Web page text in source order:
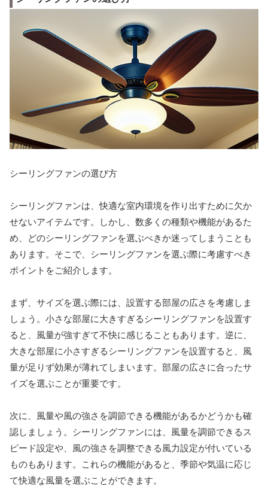
シーリングファンの選び方
シーリングファンは、快適な室内環境を作り出すために欠か
せないアイテムです。しかし、数多くの種類や機能があるた
め、どのシーリングファンを選ぶべきか迷ってしまうことも
あります。そこで、シーリングファンを選ぶ際に考慮すべき
ポイントをご紹介します。
まず、サイズを選ぶ際には、設置する部屋の広さを考慮しま
しょう。小さな部屋に大きすぎるシーリングファンを設置す
ると、風量が強すぎて不快に感じることもあります。逆に、
大きな部屋に小さすぎるシーリングファンを設置すると、風
量が足りず効果が薄れてしまいます。部屋の広さに合ったサ
イズを選ぶことが重要です。
次に、風量や風の強さを調節できる機能があるかどうかも確
認しましょう。シーリングファンには、風量を調節できるス
ピード設定や、風の強さを調整できる風力設定が付いている
ものもあります。これらの機能があると、季節や気温に応じ
て快適な風量を選ぶことができます。